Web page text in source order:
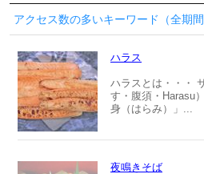
アクセス数の多いキーワード（全期間
ハラス
ハラスとは・・・
す・腹須・Harasu
身（はらみ）」...
夜鳴きそば